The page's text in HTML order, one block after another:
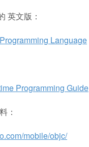
英文版：
Language
Programming Guide
：
mobile/objc/